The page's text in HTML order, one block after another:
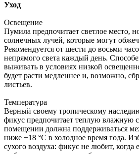
Уход
Освещение
Пумила предпочитает светлое место,
солнечных лучей, которые могут
Рекомендуется от шести до восьми
непрямого света каждый день.
выживать в условиях низкой
будет расти медленнее и, возможно,
листьев.
Температура
Верный своему тропическому
фикус предпочитает теплую влажную
помещении должна поддерживаться
ниже +18 °С в холодное время года.
сухого воздуха: фикус не любит, когда